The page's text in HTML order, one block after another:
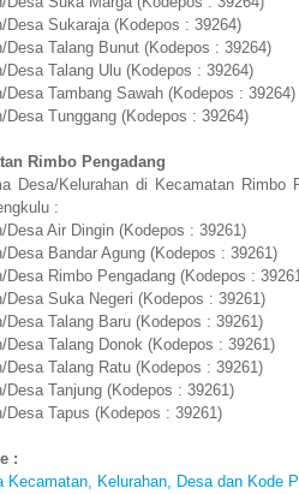
Desa Sukaraja (Kodepos : 39264)
Desa Talang Bunut (Kodepos : 39264)
Desa Talang Ulu (Kodepos : 39264)
Desa Tambang Sawah (Kodepos : 39264)
Desa Tunggang (Kodepos : 39264)
Rimbo Pengadang
Desa/Kelurahan di Kecamatan Rimbo
:
Desa Air Dingin (Kodepos : 39261)
Desa Bandar Agung (Kodepos : 39261)
Desa Rimbo Pengadang (Kodepos :
Desa Suka Negeri (Kodepos : 39261)
Desa Talang Baru (Kodepos : 39261)
Desa Talang Donok (Kodepos : 39261)
Desa Talang Ratu (Kodepos : 39261)
Desa Tanjung (Kodepos : 39261)
Desa Tapus (Kodepos : 39261)
:
Kecamatan, Kelurahan, Desa dan Kode